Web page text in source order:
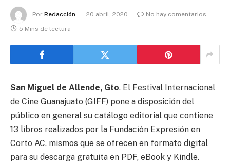
Por Redacción 20 abril, 2020
No hay comentarios
5 Mins de lectura
San Miguel de Allende, Gto. El Festival Internacional
de Cine Guanajuato (GIFF) pone a disposición del
público en general su catálogo editorial que contiene
13 libros realizados por la Fundación Expresión en
Corto AC, mismos que se ofrecen en formato digital
para su descarga gratuita en PDF, eBook y Kindle.